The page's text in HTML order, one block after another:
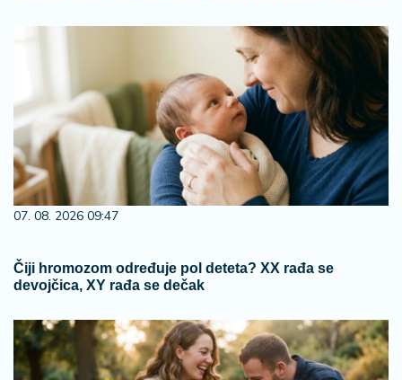
07. 08. 2026 09:47
Čiji hromozom određuje pol deteta? XX rađa se
devojčica, XY rađa se dečak